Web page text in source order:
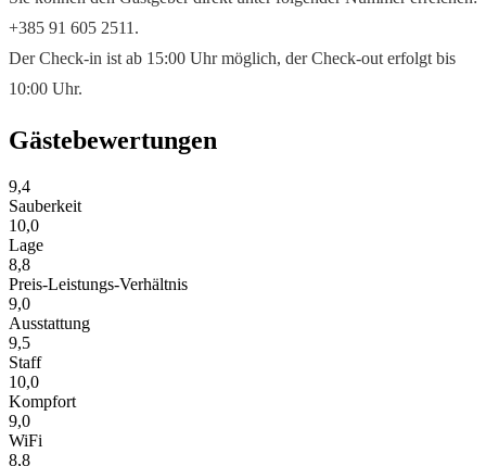
+385 91 605 2511.
Der Check-in ist ab 15:00 Uhr möglich, der Check-out erfolgt bis
10:00 Uhr.
Gästebewertungen
9,4
Sauberkeit
10,0
Lage
8,8
Preis-Leistungs-Verhältnis
9,0
Ausstattung
9,5
Staff
10,0
Kompfort
9,0
WiFi
8,8